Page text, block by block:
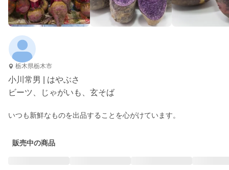
栃木県栃木市
小川常男 | はやぶさ
ビーツ、じゃがいも、玄そば
販売中の商品